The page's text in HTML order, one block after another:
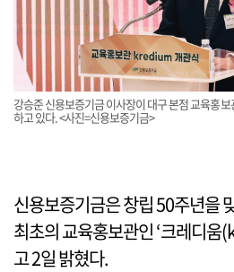
강승준 신용보증기금 이사장이 대구 본점 교육홍보
하고 있다. <사진=신용보증기금>
신용보증기금은 창립 50주년을
최초의 교육홍보관인 ‘크레디
고 2일 밝혔다.